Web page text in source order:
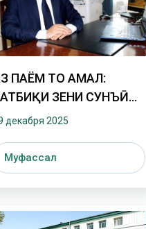
ПАЁМ ТО АМАЛ:
ЗЕҲНИ СУНЪӢ
РУШДИ МИЛЛИИ
декабря 2025
Муфассал